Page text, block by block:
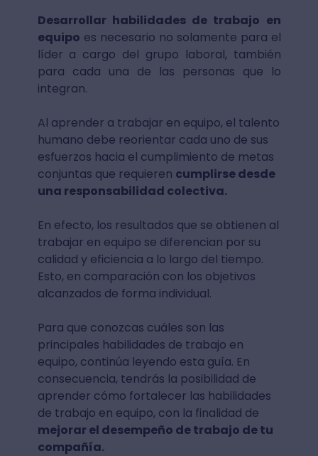
Desarrollar habilidades de trabajo en
equipo es necesario no solamente para el
líder a cargo del grupo laboral, también
para cada una de las personas que lo
integran.
Al aprender a trabajar en equipo, el talento
humano debe reorientar cada uno de sus
esfuerzos hacia el cumplimiento de metas
conjuntas que requieren cumplirse desde
una responsabilidad colectiva.
En efecto, los resultados que se obtienen al
trabajar en equipo se diferencian por su
calidad y eficiencia a lo largo del tiempo.
Esto, en comparación con los objetivos
alcanzados de forma individual.
Para que conozcas cuáles son las
principales habilidades de trabajo en
equipo, continúa leyendo esta guía. En
consecuencia, tendrás la posibilidad de
aprender cómo fortalecer las habilidades
de trabajo en equipo, con la finalidad de
mejorar el desempeño de trabajo de tu
compañía.